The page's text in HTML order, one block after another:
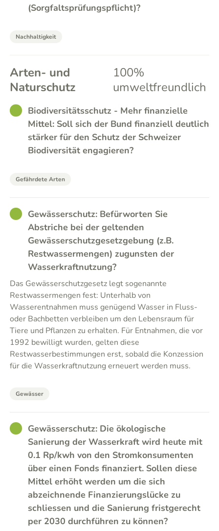
(Sorgfaltsprüfungspflicht)?
Nachhaltigkeit
Arten- und
Naturschutz
100%
umweltfreundlich
GOODBiodiversitätsschutz - Mehr finanzielle
Mittel: Soll sich der Bund finanziell deutlich
stärker für den Schutz der Schweizer
Biodiversität engagieren?
Gefährdete Arten
GOODGewässerschutz: Befürworten Sie
Abstriche bei der geltenden
Gewässerschutzgesetzgebung (z.B.
Restwassermengen) zugunsten der
Wasserkraftnutzung?
Das Gewässerschutzgesetz legt sogenannte
Restwassermengen fest: Unterhalb von
Wasserentnahmen muss genügend Wasser in Fluss-
oder Bachbetten verbleiben um den Lebensraum für
Tiere und Pflanzen zu erhalten. Für Entnahmen, die vor
1992 bewilligt wurden, gelten diese
Restwasserbestimmungen erst, sobald die Konzession
für die Wasserkraftnutzung erneuert werden muss.
Gewässer
GOODGewässerschutz: Die ökologische
Sanierung der Wasserkraft wird heute mit
0.1 Rp/kwh von den Stromkonsumenten
über einen Fonds finanziert. Sollen diese
Mittel erhöht werden um die sich
abzeichnende Finanzierungslücke zu
schliessen und die Sanierung fristgerecht
per 2030 durchführen zu können?